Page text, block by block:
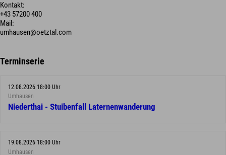
Kontakt:
+43 57200 400
Mail:
umhausen@oetztal.com
Terminserie
12.08.2026 18:00 Uhr
Umhausen
Niederthai - Stuibenfall Laternenwanderung
19.08.2026 18:00 Uhr
Umhausen